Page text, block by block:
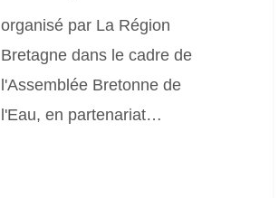
organisé par La Région
Bretagne dans le cadre de
l'Assemblée Bretonne de
l'Eau, en partenariat…